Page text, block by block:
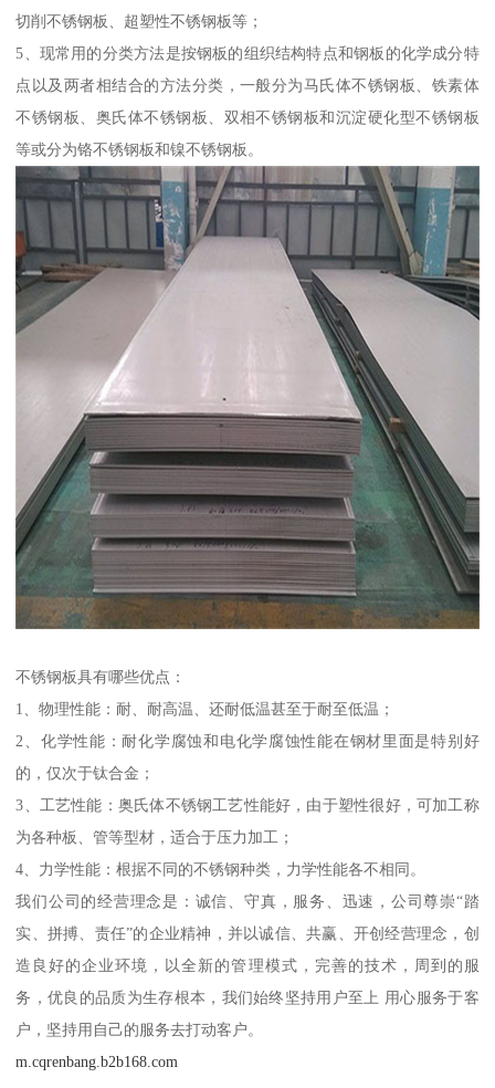
切削不锈钢板、超塑性不锈钢板等；
5、现常用的分类方法是按钢板的组织结构特点和钢板的化学成分特
点以及两者相结合的方法分类，一般分为马氏体不锈钢板、铁素体
不锈钢板、奥氏体不锈钢板、双相不锈钢板和沉淀硬化型不锈钢板
等或分为铬不锈钢板和镍不锈钢板。
不锈钢板具有哪些优点：
1、物理性能：耐、耐高温、还耐低温甚至于耐至低温；
2、化学性能：耐化学腐蚀和电化学腐蚀性能在钢材里面是特别好
的，仅次于钛合金；
3、工艺性能：奥氏体不锈钢工艺性能好，由于塑性很好，可加工称
为各种板、管等型材，适合于压力加工；
4、力学性能：根据不同的不锈钢种类，力学性能各不相同。
我们公司的经营理念是：诚信、守真，服务、迅速，公司尊崇“踏
实、拼搏、责任”的企业精神，并以诚信、共赢、开创经营理念，创
造良好的企业环境，以全新的管理模式，完善的技术，周到的服
务，优良的品质为生存根本，我们始终坚持用户至上 用心服务于客
户，坚持用自己的服务去打动客户。
m.cqrenbang.b2b168.com